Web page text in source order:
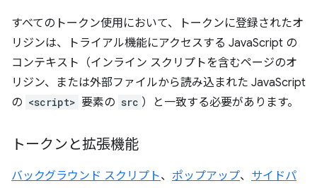
すべてのトークン使用において、トークンに登録されたオ
リジンは、トライアル機能にアクセスする JavaScript の
コンテキスト（インライン スクリプトを含むページのオ
リジン、または外部ファイルから読み込まれた JavaScript
の <script> 要素の src ）と一致する必要があります。
トークンと拡張機能
バックグラウンド スクリプト、 ポップアップ、 サイドパ